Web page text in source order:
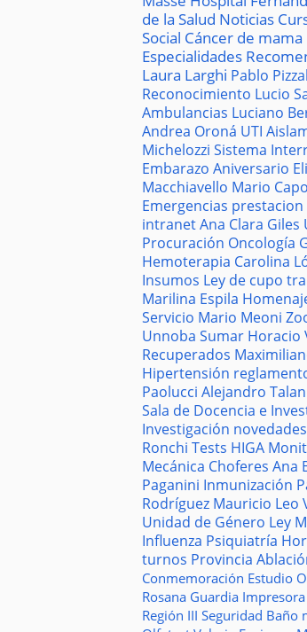
de la Salud Noticias
Social Cáncer de mama
Especialidades
Laura Larghi Pablo
Reconocimiento Lucio
Ambulancias Luciano
Andrea Oroná UTI
Michelozzi Sistema
Embarazo Aniversario
Macchiavello Mario
Emergencias prestacion
intranetAna Clara Giles
Procuración Oncología
Hemoterapia Carolina
Insumos Ley de cupo
Marilina Espila
Servicio Mario Meoni
Unnoba Sumar Horacio
Recuperados
Hipertensión
Paolucci Alejandro
Sala de Docencia e
Investigación novedades
Ronchi Tests HIGA
Mecánica Choferes Ana
Paganini Inmunización
Rodríguez Mauricio Leo
Unidad de Género Ley
Influenza Psiquiatría
turnos Provincia
Conmemoración Estudio
Rosana Guardia Impresora
Región III Seguridad Baño